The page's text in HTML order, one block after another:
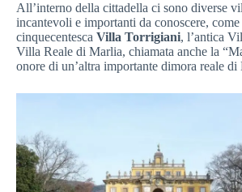
All’interno della cittadella ci sono diverse
incantevoli e importanti da conoscere, come
cinquecentesca Villa Torrigiani, l’antica
Villa Reale di Marlia, chiamata anche la
onore di un’altra importante dimora reale